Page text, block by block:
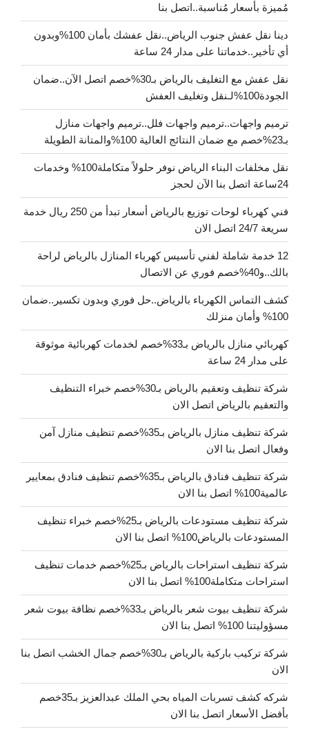
مُميزة بأسعار مُناسبة..اتصل بنا
دينا نقل عفش جنوب الرياض..نقل عفشك بأمان 100%وبدون
أي تأخير..خدماتنا على مدار 24 ساعة
نقل عفش مع التغليف بالرياض بـ30%خصم اتصل الآن..ضمان
الجودة100%لـنقل وتغليف العفش
ترميم واجهات..ترميم واجهات فلل..ترميم واجهات منازل
بـ23%خصم مع ضمان النتائج العالية 100%والمتانة الطويلة
نقل مخلفات البناء الرياض نوفر حلولاً متكاملة100% وخدمات
24ساعة اتصل بنا الآن لحجز
فني كهرباء لوحات توزيع بالرياض أسعار تبدأ من 250 ريال خدمة
سريعة 24/7 اتصل الان
12 خدمة شاملة لفني تأسيس كهرباء المنازل بالرياض لراحة
بالك..و40%خصم فوري عن الاتصال
كشف التماس الكهرباء بالرياض..حل فوري وبدون تكسير..ضمان
100% وأمان منزلك
كهربائي منازل بالرياض بـ33%خصم لخدمات كهربائية موثوقة
على مدار 24 ساعة
شركة تنظيف وتعقيم بالرياض بـ30%خصم خبراء التنظيف
والتعقيم بالرياض اتصل الان
شركة تنظيف منازل بالرياض بـ35%خصم تنظيف منازل آمن
وفعال اتصل بنا الان
شركة تنظيف فنادق بالرياض بـ35%خصم تنظيف فنادق بمعايير
عالمية100% اتصل بنا الان
شركة تنظيف مستودعات بالرياض بـ25%خصم خبراء تنظيف
المستودعات بالرياض100% اتصل بنا الان
شركة تنظيف استراحات بالرياض بـ25%خصم خدمات تنظيف
استراحات متكاملة100% اتصل بنا الان
شركة تنظيف بيوت شعر بالرياض بـ33%خصم نظافة بيوت شعر
مسؤوليتنا 100% اتصل بنا الان
شركة تركيب باركية بالرياض بـ30%خصم جمال الخشب اتصل بنا
الان
شركه كشف تسربات المياه بحي الملك عبدالعزيز بـ35خصم
بأفضل الأسعار اتصل بنا الان